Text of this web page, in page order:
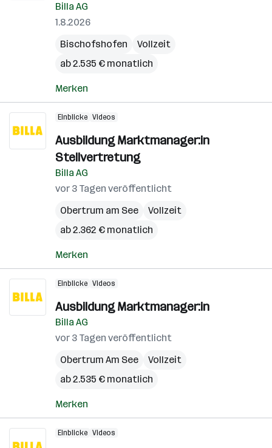
Billa AG
1.8.2026
Bischofshofen
Vollzeit
ab 2.535 € monatlich
Merken
Einblicke Videos
Ausbildung Marktmanager:in
Stellvertretung
Billa AG
vor 3 Tagen veröffentlicht
Obertrum am See
Vollzeit
ab 2.362 € monatlich
Merken
Einblicke Videos
Ausbildung Marktmanager:in
Billa AG
vor 3 Tagen veröffentlicht
Obertrum Am See
Vollzeit
ab 2.535 € monatlich
Merken
Einblicke Videos